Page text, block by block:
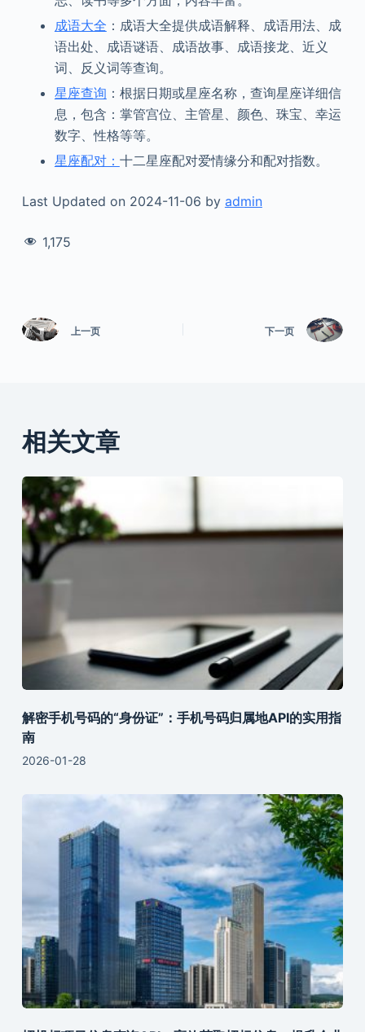
成语大全 ：成语大全提供成语解释、成语用法、成
语出处、成语谜语、成语故事、成语接龙、近义
词、反义词等查询。
星座查询 ：根据日期或星座名称，查询星座详细信
息，包含：掌管宫位、主管星、颜色、珠宝、幸运
数字、性格等等。
星座配对： 十二星座配对爱情缘分和配对指数。
Last Updated on 2024-11-06 by admin
1,175
上一页 下一页
相关文章
解密手机号码的“身份证”：手机号码归属地API的实用指
南
2026-01-28